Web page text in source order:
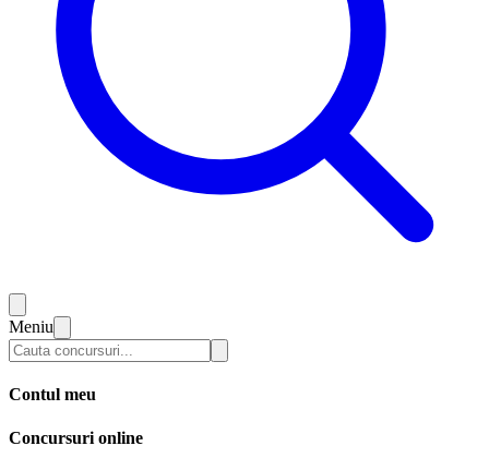
Meniu
Contul meu
Concursuri online